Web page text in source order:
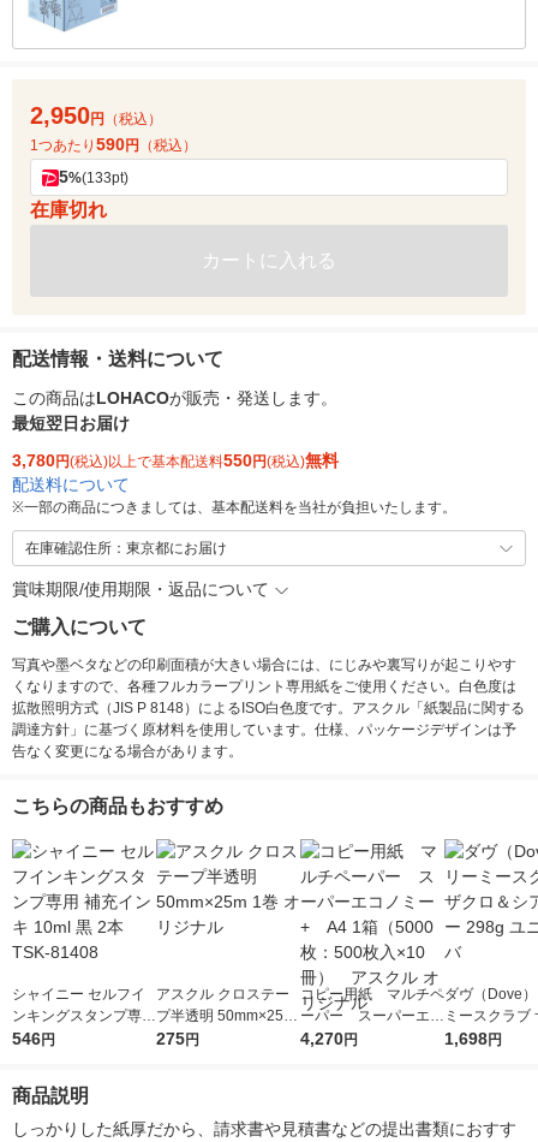
2,950円
（税込）
1つあたり 590円 （税込）
5%(133pt)
在庫切れ
カートに入れる
配送情報・送料について
この商品はLOHACOが販売・発送します。
最短翌日お届け
3,780円(税込)以上で基本配送料550円(税込)無料
配送料について
※一部の商品につきましては、基本配送料を当社が負担いたします。
在庫確認住所：東京都にお届け
賞味期限/使用期限・返品について
ご購入について
写真や墨ベタなどの印刷面積が大きい場合には、にじみや裏写りが起こりやす
くなりますので、各種フルカラープリント専用紙をご使用ください。白色度は
拡散照明方式（JIS P 8148）によるISO白色度です。アスクル「紙製品に関する
調達方針」に基づく原材料を使用しています。仕様、パッケージデザインは予
告なく変更になる場合があります。
こちらの商品もおすすめ
シャイニー セルフイ
ンキングスタンプ専用
補充インキ 10ml 黒 2
546円
アスクル クロステー
プ半透明 50mm×25m
1巻 オリジナル
275円
コピー用紙 マルチペ
ーパー スーパーエコ
ノミー+ A4 1箱（50
4,270円
ダヴ（Dove
ミースクラブ
＆シアバター
1,698円
商品説明
しっかりした紙厚だから、請求書や見積書などの提出書類におすす